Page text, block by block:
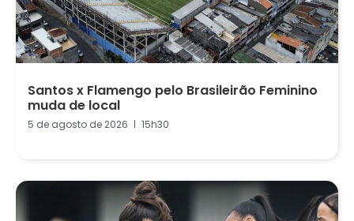
Santos x Flamengo pelo Brasileirão Feminino
muda de local
5 de agosto de 2026 15h30